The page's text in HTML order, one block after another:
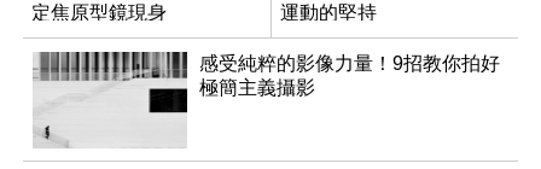
定焦原型鏡現身
運動的堅持
感受純粹的影像力量！9招教你拍好
極簡主義攝影